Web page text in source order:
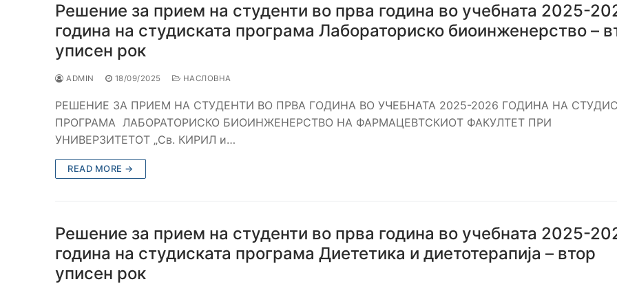
Решение за прием на студенти во прва година во учебната 2025-
година на студиската програма Лабораториско биоинженерство –
уписен рок
ADMIN 18/09/2025 НАСЛОВНА
РЕШЕНИЕ ЗА ПРИЕМ НА СТУДЕНТИ ВО ПРВА ГОДИНА ВО УЧЕБНАТА 2025-2026 ГОДИНА НА
ПРОГРАМА ЛАБОРАТОРИСКО БИОИНЖЕНЕРСТВО НА ФАРМАЦЕВТСКИОТ ФАКУЛТЕТ ПРИ
УНИВЕРЗИТЕТОТ „Св. КИРИЛ и…
READ MORE →
Решение за прием на студенти во прва година во учебната 2025-
година на студиската програма Диететика и диетотерапија – втор
уписен рок